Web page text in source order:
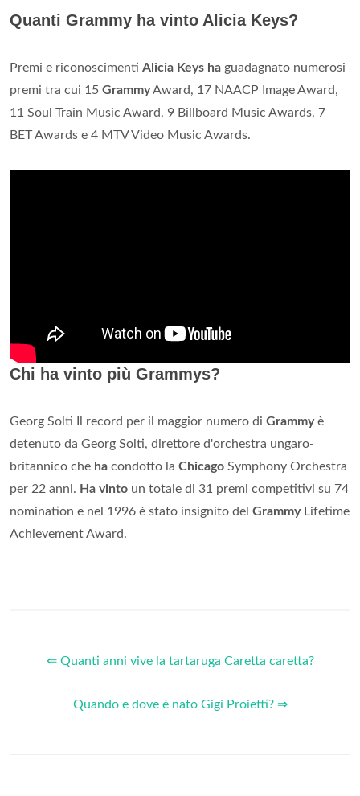
Quanti Grammy ha vinto Alicia Keys?
Premi e riconoscimenti Alicia Keys ha guadagnato numerosi
premi tra cui 15 GrammyAward, 17 NAACP Image Award,
11 Soul Train Music Award, 9 Billboard Music Awards, 7
BET Awards e 4 MTV Video Music Awards.
Chi ha vinto più Grammys?
Georg Solti Il record per il maggior numero di Grammyè
detenuto da Georg Solti, direttore d'orchestra ungaro-
britannico che ha condotto la Chicago Symphony Orchestra
per 22 anni. Ha vinto un totale di 31 premi competitivi su 74
nomination e nel 1996 è stato insignito del GrammyLifetime
Achievement Award.
⇐ Quanti anni vive la tartaruga Caretta caretta?
Quando e dove è nato Gigi Proietti? ⇒